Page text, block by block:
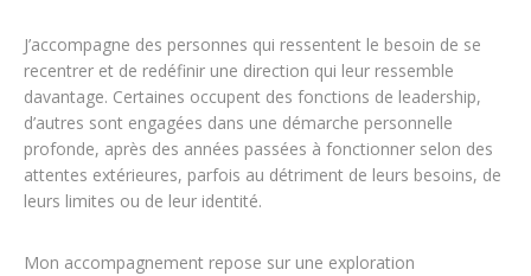
J’accompagne des personnes qui ressentent le besoin de se
recentrer et de redéfinir une direction qui leur ressemble
davantage. Certaines occupent des fonctions de leadership,
d’autres sont engagées dans une démarche personnelle
profonde, après des années passées à fonctionner selon des
attentes extérieures, parfois au détriment de leurs besoins, de
leurs limites ou de leur identité.
Mon accompagnement repose sur une exploration